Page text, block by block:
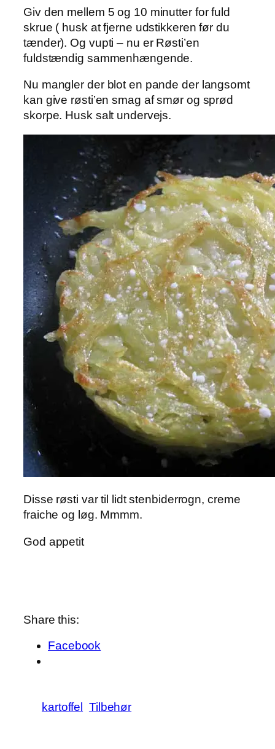
Giv den mellem 5 og 10 minutter for fuld
skrue ( husk at fjerne udstikkeren før du
tænder). Og vupti – nu er Røsti’en
fuldstændig sammenhængende.
Nu mangler der blot en pande der langsomt
kan give røsti’en smag af smør og sprød
skorpe. Husk salt undervejs.
Disse røsti var til lidt stenbiderrogn, creme
fraiche og løg. Mmmm.
God appetit
Share this:
Facebook
kartoffel Tilbehør